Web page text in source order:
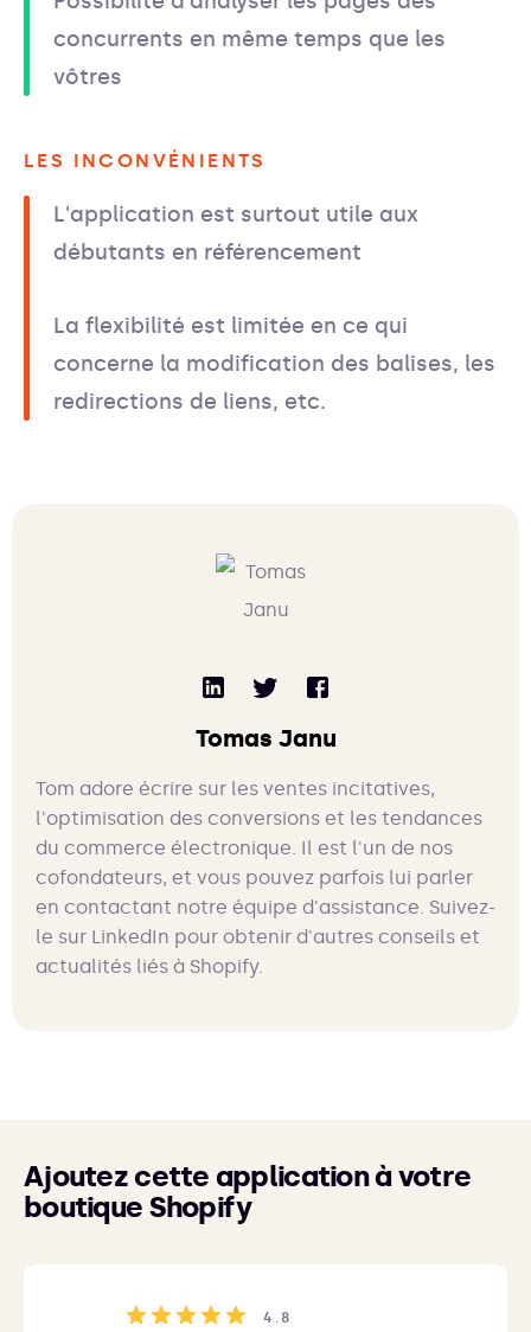
concurrents en même temps que les
vôtres
LES INCONVÉNIENTS
L'application est surtout utile aux
débutants en référencement
La flexibilité est limitée en ce qui
concerne la modification des balises, les
redirections de liens, etc.
Tomas Janu
Tom adore écrire sur les ventes incitatives,
l'optimisation des conversions et les tendances
du commerce électronique. Il est l'un de nos
cofondateurs, et vous pouvez parfois lui parler
en contactant notre équipe d'assistance. Suivez-
le sur LinkedIn pour obtenir d'autres conseils et
actualités liés à Shopify.
Ajoutez cette application à votre
boutique Shopify
4.8